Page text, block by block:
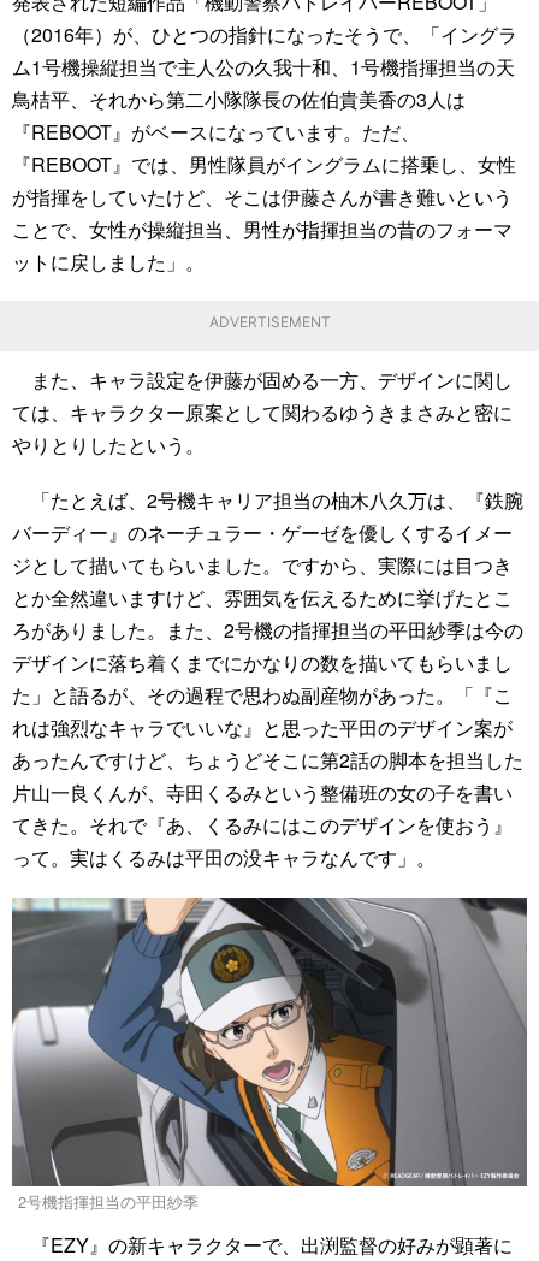
（2016年）が、ひとつの指針になったそうで、「イングラ
ム1号機操縦担当で主人公の久我十和、1号機指揮担当の天
鳥桔平、それから第二小隊隊長の佐伯貴美香の3人は
『REBOOT』がベースになっています。ただ、
『REBOOT』では、男性隊員がイングラムに搭乗し、女性
が指揮をしていたけど、そこは伊藤さんが書き難いという
ことで、女性が操縦担当、男性が指揮担当の昔のフォーマ
ットに戻しました」。
ADVERTISEMENT
また、キャラ設定を伊藤が固める一方、デザインに関し
ては、キャラクター原案として関わるゆうきまさみと密に
やりとりしたという。
「たとえば、2号機キャリア担当の柚木八久万は、『鉄腕
バーディー』のネーチュラー・ゲーゼを優しくするイメー
ジとして描いてもらいました。ですから、実際には目つき
とか全然違いますけど、雰囲気を伝えるために挙げたとこ
ろがありました。また、2号機の指揮担当の平田紗季は今の
デザインに落ち着くまでにかなりの数を描いてもらいまし
た」と語るが、その過程で思わぬ副産物があった。「『こ
れは強烈なキャラでいいな』と思った平田のデザイン案が
あったんですけど、ちょうどそこに第2話の脚本を担当した
片山一良くんが、寺田くるみという整備班の女の子を書い
てきた。それで『あ、くるみにはこのデザインを使おう』
って。実はくるみは平田の没キャラなんです」。
2号機指揮担当の平田紗季
『EZY』の新キャラクターで、出渕監督の好みが顕著に